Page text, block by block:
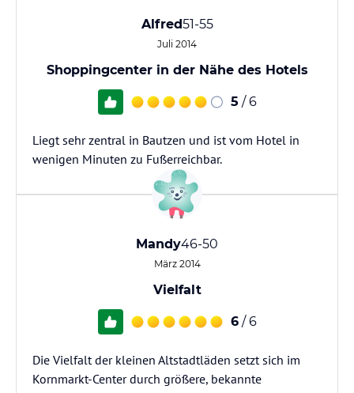
Alfred51-55
Juli 2014
Shoppingcenter in der Nähe des Hotels
5 / 6
Liegt sehr zentral in Bautzen und ist vom Hotel in
wenigen Minuten zu Fußerreichbar.
Mandy46-50
März 2014
Vielfalt
6 / 6
Die Vielfalt der kleinen Altstadtläden setzt sich im
Kornmarkt-Center durch größere, bekannte